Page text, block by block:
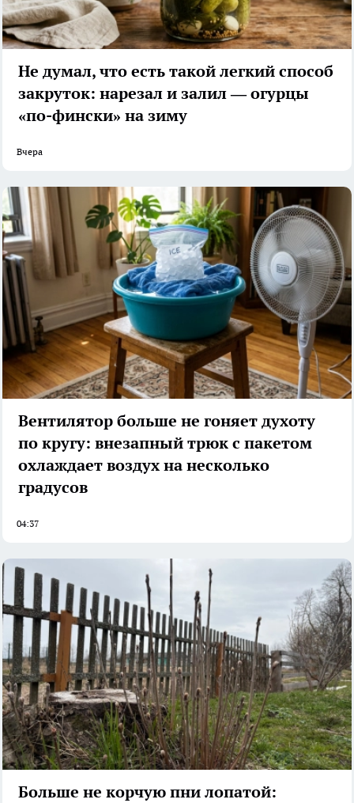
Не думал, что есть такой легкий способ
закруток: нарезал и залил — огурцы
«по-фински» на зиму
Вчера
Вентилятор больше не гоняет духоту
по кругу: внезапный трюк с пакетом
охлаждает воздух на несколько
градусов
04:37
Больше не корчую пни лопатой: